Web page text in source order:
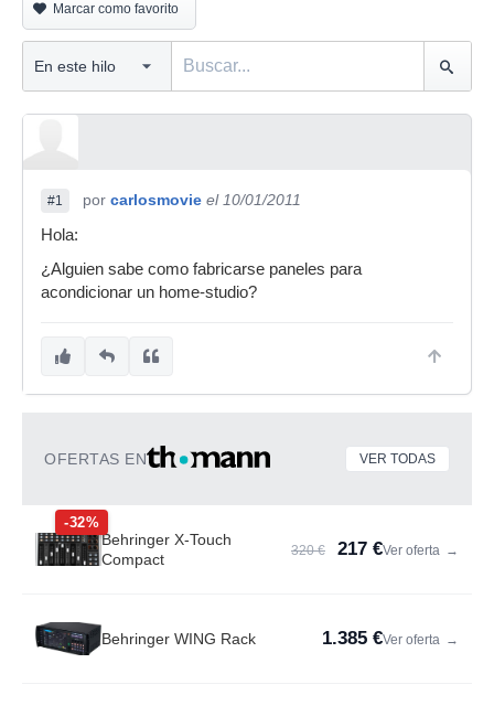
Marcar como favorito
#1 por carlosmovie el 10/01/2011
Hola:
¿Alguien sabe como fabricarse paneles para
acondicionar un home-studio?
OFERTAS EN VER TODAS
-32%
Behringer X-Touch
Compact
320 € 217 €Ver oferta →
Behringer WING Rack 1.385 €Ver oferta →